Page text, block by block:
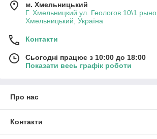
м. Хмельницький
Г. Хмельницкий ул. Геологов 10\1
Хмельницький, Україна
Контакти
Сьогодні працює з 10:00 до 18:00
Показати весь графік роботи
Про нас
Контакти